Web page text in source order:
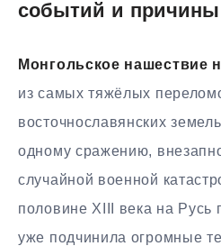
событий и причины
Монгольское нашествие
из самых тяжёлых
восточнославянских
одному сражению,
случайной военной
половине XIII века на Русь
уже подчинила огромные